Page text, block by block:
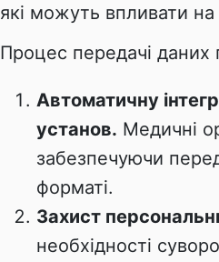
які можуть впливати на
Процес передачі даних
Автоматичну
установ. Медичні
забезпечуючи
форматі.
Захист
необхідності